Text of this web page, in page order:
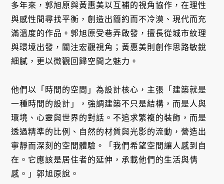
多年來，郭旭原與黃惠美以互補的視角協作，在理性
與感性間尋找平衡，創造出簡約而不冷漠、現代而充
滿溫度的作品。郭旭原受巷弄啟發，擅長從城市紋理
與環境出發，關注宏觀視角；黃惠美則創作思路敏銳
細膩，更以微觀回歸空間之魅力。
他們以「時間的空間」為設計核心，主張「建築就是
一種時間的設計」，強調建築不只是結構，而是人與
環境、心靈與世界的對話。不追求繁複的裝飾，而是
透過精準的比例、自然的材質與光影的流動，營造出
寧靜而深刻的空間體驗。「我們希望空間讓人感到自
在。它應該是居住者的延伸，承載他們的生活與情
感。」郭旭原說。